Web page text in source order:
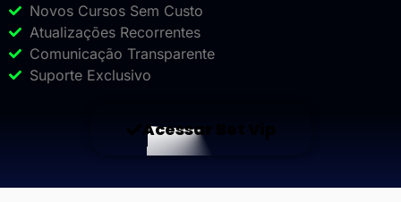
Novos Cursos Sem Custo
Atualizações Recorrentes
Comunicação Transparente
Suporte Exclusivo
Acessar Bet Vip